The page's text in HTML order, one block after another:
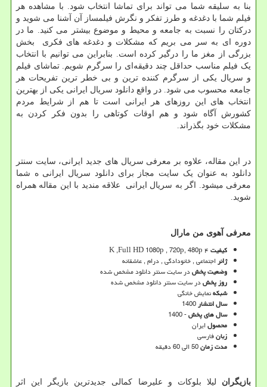
بنا به سلیقه شما می تواند برای تماشا انتخاب شود. با مشاهده هر
فیلم شما با دغدغه و طرز تفکر و نگرش فیلمساز آن آشنا می شوید و
درکتان را نسبت به جامعه و محیط و موضوع بیشتر می کنید. ما در
دوره ای به سر می بریم که مشکلات و دغدغه های فکری بخش
بزرگی از مغز ما را درگیر کرده است. بنابراین می توانیم با انتخاب
یک فیلم مناسب حداقل چند دقیقه‌ای را سرگرم شویم. تماشای فیلم
و سریال یکی از سرگرم کننده ترین و بی خطر ترین تفریحات هر
جامعه محسوب می شود. در واقع دانلود سریال ایرانی یکی از بهترین
انتخاب های این روزهای هر ایرانی است تا هم از شرایط مردم
کشورش آگاه شود و هم اوقات کوتاهی را بدون فکر کردن به
مشکلات خود بگذراند.
در این مقاله، علاوه بر معرفی سریال های جدید ایرانی، سایت سنتر
دانلود به عنوان یک سایت مجاز برای دانلود سریال ایرانی ه شما
معرفی می­شود. اگر به سریال ایرانی علاقه مندید با این مقاله همراه
شوید.
معرفی آهوی من مارال
کیفیت۴K ,Full HD 1080p , 720p, 480p
ژانراجتماعی , خانودادگی , درام , عاشقانه
وضعیت پخشدر سایت سنتر دانلود مشخص شده
روز پخشدر سایت سنتر دانلود مشخص شده
شبکهنمایش خانگی
سال انتشار1400
سال های پخش- 1400
محصولایران
زبانفارسی
مدت زمان50 الی 60 دقیقه
بازیگران لیلا بلوکات و علیرضا کمالی جدیدترین بازیگر این اثر